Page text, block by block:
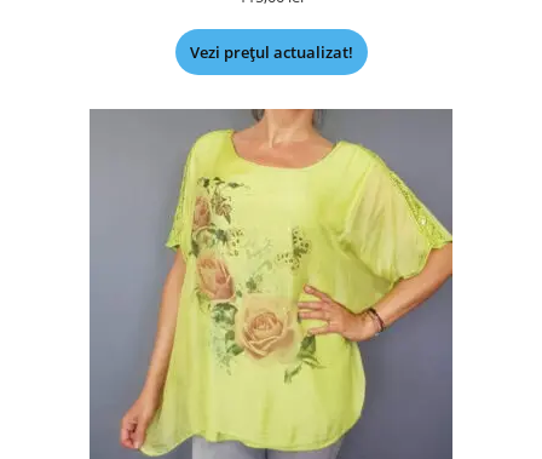
Vezi prețul actualizat!